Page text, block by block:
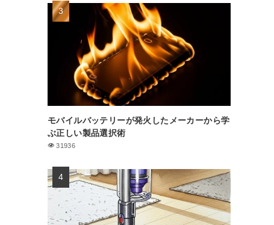
モバイルバッテリーが発火したメーカーから学
ぶ正しい製品選択術
31936